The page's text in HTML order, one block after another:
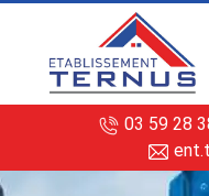
03 59 28